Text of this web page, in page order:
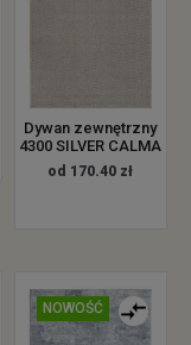
Dywan zewnętrzny
4300 SILVER CALMA
od 170.40 zł
NOWOŚĆ